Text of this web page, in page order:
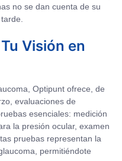
no se dan cuenta de su
Visión en
Optipunt ofrece, de
evaluaciones de
esenciales: medición
la presión ocular, examen
pruebas representan la
permitiéndote